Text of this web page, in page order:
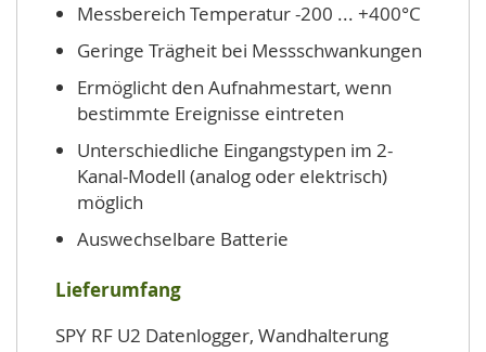
Messbereich Temperatur -200 ... +400°C
Geringe Trägheit bei Messschwankungen
Ermöglicht den Aufnahmestart, wenn
bestimmte Ereignisse eintreten
Unterschiedliche Eingangstypen im 2-
Kanal-Modell (analog oder elektrisch)
möglich
Auswechselbare Batterie
Lieferumfang
SPY RF U2 Datenlogger, Wandhalterung